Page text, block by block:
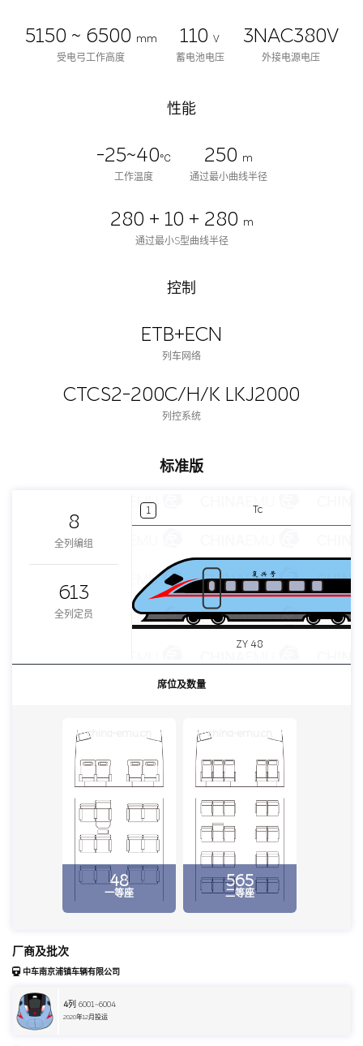
5150 ~ 6500 mm
受电弓工作高度
110 V
蓄电池电压
3NAC380V
外接电源电压
性能
-25~40℃
工作温度
250 m
通过最小曲线半径
280 + 10 + 280 m
通过最小S型曲线半径
控制
ETB+ECN
列车网络
CTCS2-200C/H/K LKJ2000
列控系统
标准版
8
全列编组
613
全列定员
1 Tc
ZY 48
席位及数量
48
一等座
china-emu.cn
565
二等座
china-emu.cn
厂商及批次
中车南京浦镇车辆有限公司
4列 6001~6004
2020年12月投运